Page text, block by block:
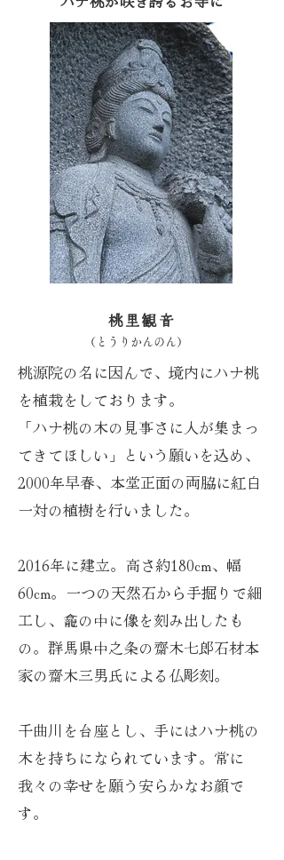
​桃里観音
（とうりかんのん）
桃源院の名に因んで、境内にハナ桃
を植栽をしております。
「ハナ桃の木の見事さに人が集まっ
てきてほしい」という願いを込め、
2000年早春、本堂正面の両脇に紅白
一対の植樹を行いました。
2016年に建立。​高さ約180cm、幅
60cm。一つの天然石から手掘りで細
工し、龕の中に像を刻み出したも
の。群馬県中之条の齋木七郎石材本
家の齋木三男氏による仏彫刻。
千曲川を台座とし、手にはハナ桃の
木を持ちになられています。常に
我々の幸せを願う安らかなお顔で
す。